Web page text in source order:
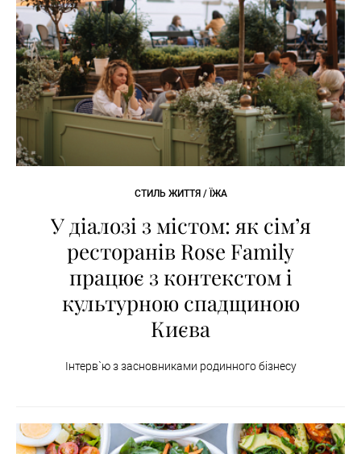
СТИЛЬ ЖИТТЯ / ЇЖА
У діалозі з містом: як сімʼя
ресторанів Rose Family
працює з контекстом і
культурною спадщиною
Києва
Інтерв`ю з засновниками родинного бізнесу